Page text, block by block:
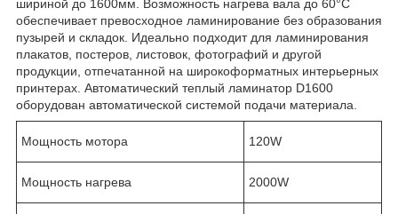
шириной до 1600мм. Возможность нагрева вала до 60°С
обеспечивает превосходное ламинирование без образования
пузырей и складок. Идеально подходит для ламинирования
плакатов, постеров, листовок, фотографий и другой
продукции, отпечатанной на широкоформатных интерьерных
принтерах. Автоматический теплый ламинатор D1600
оборудован автоматической системой подачи материала.
Мощность мотора 120W
Мощность нагрева 2000W